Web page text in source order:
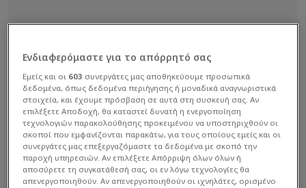
Ενδιαφερόμαστε για το απόρρητό σας
Εμείς και οι 603 συνεργάτες μας αποθηκεύουμε προσωπικά
δεδομένα, όπως δεδομένα περιήγησης ή μοναδικά αναγνωριστικά
στοιχεία, και έχουμε πρόσβαση σε αυτά στη συσκευή σας. Αν
επιλέξετε Αποδοχή, θα καταστεί δυνατή η ενεργοποίηση
τεχνολογιών παρακολούθησης προκειμένου να υποστηριχθούν οι
σκοποί που εμφανίζονται παρακάτω, για τους οποίους εμείς και οι
συνεργάτες μας επεξεργαζόμαστε τα δεδομένα με σκοπό την
παροχή υπηρεσιών. Αν επιλέξετε Απόρριψη όλων όλων ή
αποσύρετε τη συγκατάθεσή σας, οι εν λόγω τεχνολογίες θα
απενεργοποιηθούν. Αν απενεργοποιηθούν οι ιχνηλάτες, ορισμένο